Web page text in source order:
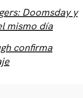
Doomsday y
mismo día
confirma